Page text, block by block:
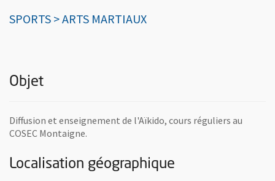
SPORTS > ARTS MARTIAUX
Objet
Diffusion et enseignement de l'Aïkido, cours réguliers au
COSEC Montaigne.
Localisation géographique